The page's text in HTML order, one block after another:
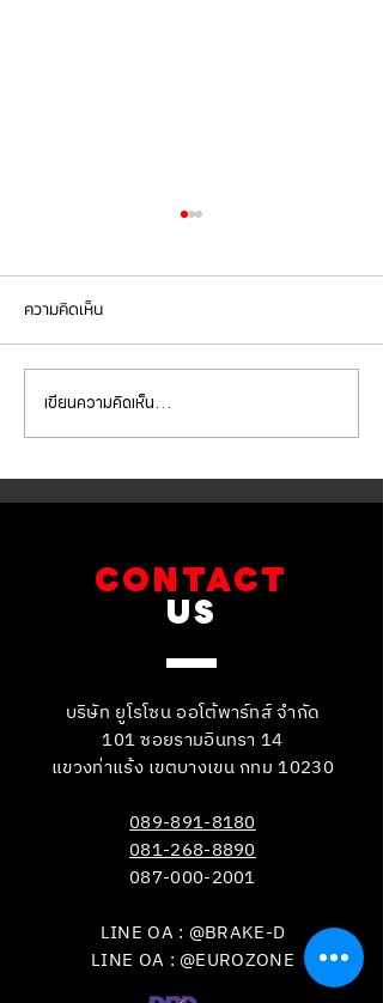
Mercedes Benz E350e เข้า
รับบริการเปลี่ยนจานเบรก ผ้า
เบรกหน้า พร้อมเซ็นเซอร์
ความคิดเห็น
เขียนความคิดเห็น…
CONTACT
US
บริษัท ยูโรโซน ออโต้พาร์ทส์ จำกัด
101 ซอยรามอินทรา 14
แขวงท่าแร้ง เขตบางเขน กทม 10230
089-891-8180
081-268-8890
087-000-2001
LINE OA : @BRAKE-D
LINE OA : @EUROZONE